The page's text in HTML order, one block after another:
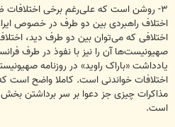
۳- روشن است که علی‌رغم برخی اختلافات
اختلاف راهبردی بین دو طرف در خصوص
اختلافی که می‌توان بین دو طرف دید،
صهیونیست‌ها آن را نیز با نفوذ در طرف
یادداشت «باراک راوید» در روزنامه
اختلافات خواندنی است. کاملا واضح است
مذاکرات چیزی جز دعوا بر سر برداشتن بخش
است.